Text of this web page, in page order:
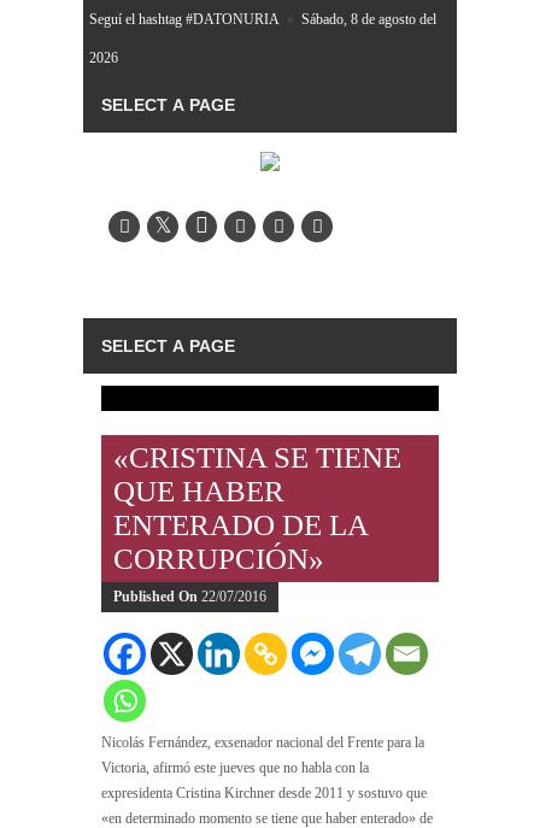
Seguí el hashtag #DATONURIA » Sábado, 8 de agosto del
2026
«CRISTINA SE TIENE
QUE HABER
ENTERADO DE LA
CORRUPCIÓN»
Published On 22/07/2016
Nicolás Fernández, exsenador nacional del Frente para la
Victoria, afirmó este jueves que no habla con la
expresidenta Cristina Kirchner desde 2011 y sostuvo que
«en determinado momento se tiene que haber enterado» de